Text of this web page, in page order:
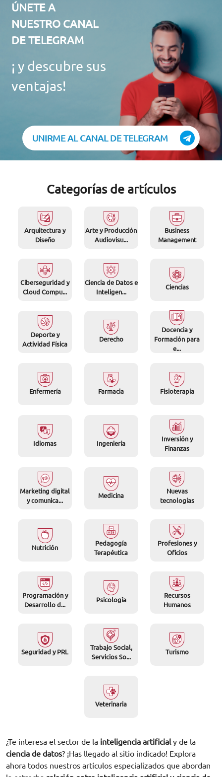
ÚNETE A
NUESTRO CANAL
DE TELEGRAM
¡ y descubre sus
ventajas!
UNIRME AL CANAL DE TELEGRAM
Categorías de artículos
Arquitectura y
Diseño
Arte y Producción
Audiovisu...
Business
Management
Ciberseguridad y
Cloud Compu...
Ciencia de Datos e
Inteligen...
Ciencias
Deporte y
Actividad Física
Derecho
Docencia y
Formación para
e...
Enfermería Farmacia Fisioterapia
Idiomas Ingeniería
Inversión y
Finanzas
Marketing digital
y comunica...
Medicina
Nuevas
tecnologías
Nutrición
Pedagogía
Terapéutica
Profesiones y
Oficios
Programación y
Desarrollo d...
Psicología
Recursos
Humanos
Seguridad y PRL
Trabajo Social,
Servicios So...
Turismo
Veterinaria
¿Te interesa el sector de la inteligencia artificialy de la
ciencia de datos? ¡Has llegado al sitio indicado! Explora
ahora todos nuestros artículos especializados que abordan